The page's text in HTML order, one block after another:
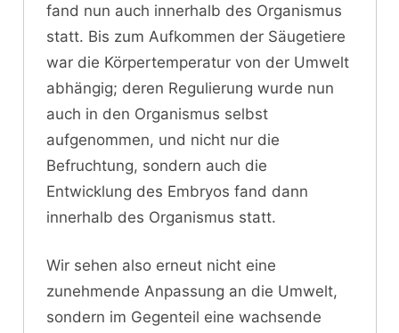
fand nun auch innerhalb des Organismus
statt. Bis zum Aufkommen der Säugetiere
war die Körpertemperatur von der Umwelt
abhängig; deren Regulierung wurde nun
auch in den Organismus selbst
aufgenommen, und nicht nur die
Befruchtung, sondern auch die
Entwicklung des Embryos fand dann
innerhalb des Organismus statt.
Wir sehen also erneut nicht eine
zunehmende Anpassung an die Umwelt,
sondern im Gegenteil eine wachsende